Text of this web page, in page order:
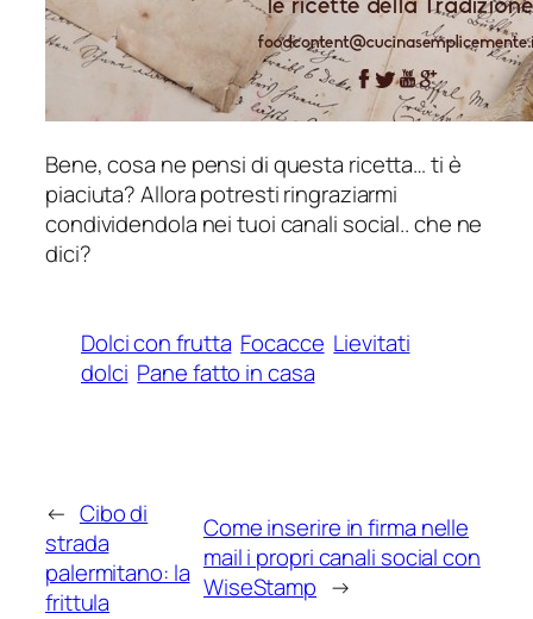
Bene, cosa ne pensi di questa ricetta… ti è
piaciuta? Allora potresti ringraziarmi
condividendola nei tuoi canali social.. che ne
dici?
Dolci con frutta Focacce Lievitati
dolci Pane fatto in casa
← Cibo di
strada
palermitano: la
frittula
Come inserire in firma nelle
mail i propri canali social con
WiseStamp →